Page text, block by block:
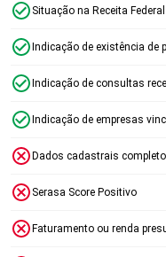
Situação na Receita Federal
Indicação de existência de
Indicação de consultas
Indicação de empresas
Dados cadastrais
Serasa Score Positivo
Faturamento ou renda